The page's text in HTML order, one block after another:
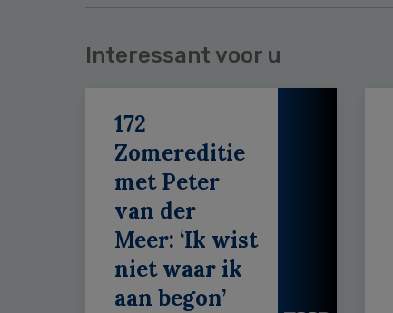
Interessant voor u
172
Zomereditie
met Peter
van der
Meer: ‘Ik wist
niet waar ik
aan begon’